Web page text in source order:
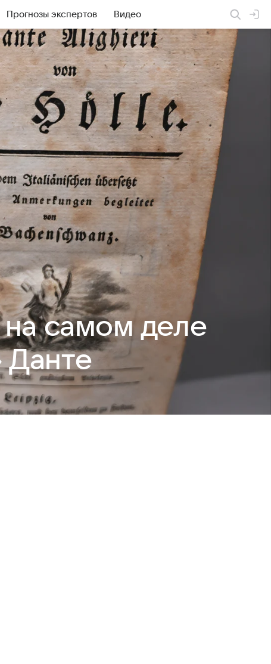
Прогнозы экспертов Видео
самом деле
Данте